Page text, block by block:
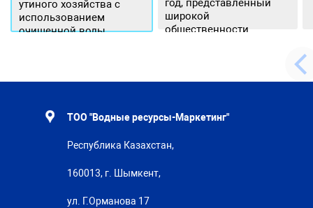
утиного хозяйства с
использованием
очищенной воды
год, представленный
широкой
общественности.
ТОО "Водные ресурсы-Маркетинг"
Республика Казахстан,
160013, г. Шымкент,
ул. Г.Орманова 17